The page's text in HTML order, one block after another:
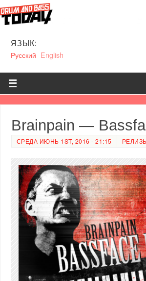
ЯЗЫК:
Русский English
Brainpain —
СРЕДА ИЮНЬ 1ST, 2016 - 21:15